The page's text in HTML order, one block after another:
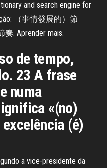
and search engine for
（事情發展的）節
. Aprender mais.
de tempo,
23 A frase
numa
«(no)
(é)
a vice-presidente da